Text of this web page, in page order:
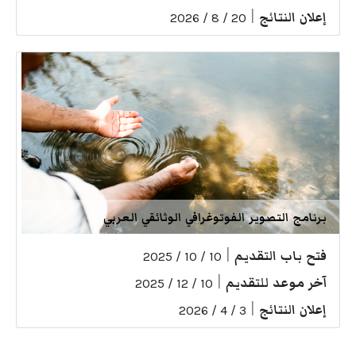
إعلان النتائج 20 / 8 / 2026
برنامج التصوير الفوتوغرافي الوثائقي العربي
فتح باب التقديم 10 / 10 / 2025
آخر موعد للتقديم 10 / 12 / 2025
إعلان النتائج 3 / 4 / 2026